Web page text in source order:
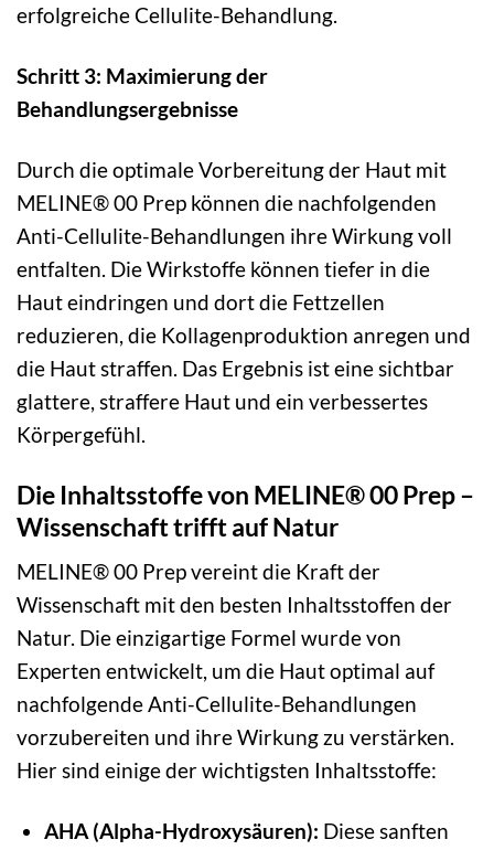
erfolgreiche Cellulite-Behandlung.
Schritt 3: Maximierung der
Behandlungsergebnisse
Durch die optimale Vorbereitung der Haut mit
MELINE® 00 Prep können die nachfolgenden
Anti-Cellulite-Behandlungen ihre Wirkung voll
entfalten. Die Wirkstoffe können tiefer in die
Haut eindringen und dort die Fettzellen
reduzieren, die Kollagenproduktion anregen und
die Haut straffen. Das Ergebnis ist eine sichtbar
glattere, straffere Haut und ein verbessertes
Körpergefühl.
Die Inhaltsstoffe von MELINE® 00 Prep –
Wissenschaft trifft auf Natur
MELINE® 00 Prep vereint die Kraft der
Wissenschaft mit den besten Inhaltsstoffen der
Natur. Die einzigartige Formel wurde von
Experten entwickelt, um die Haut optimal auf
nachfolgende Anti-Cellulite-Behandlungen
vorzubereiten und ihre Wirkung zu verstärken.
Hier sind einige der wichtigsten Inhaltsstoffe:
AHA (Alpha-Hydroxysäuren): Diese sanften